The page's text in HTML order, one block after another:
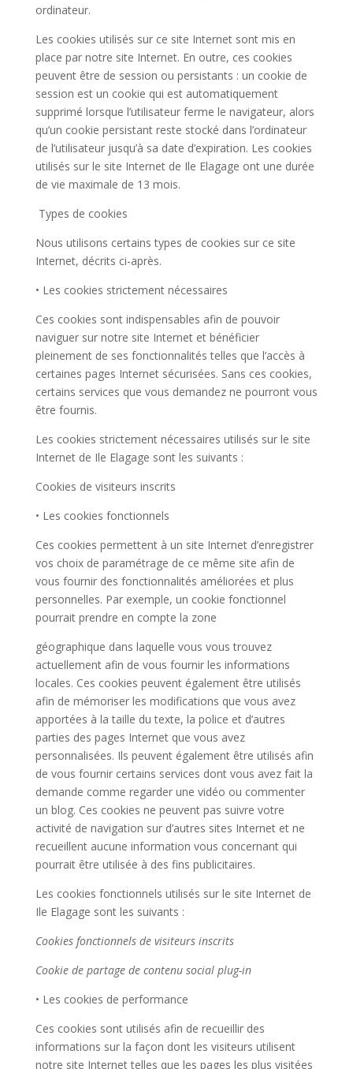
ordinateur.
Les cookies utilisés sur ce site Internet sont mis en
place par notre site Internet. En outre, ces cookies
peuvent être de session ou persistants : un cookie de
session est un cookie qui est automatiquement
supprimé lorsque l’utilisateur ferme le navigateur, alors
qu’un cookie persistant reste stocké dans l’ordinateur
de l’utilisateur jusqu’à sa date d’expiration. Les cookies
utilisés sur le site Internet de Ile Elagage ont une durée
de vie maximale de 13 mois.
Types de cookies
Nous utilisons certains types de cookies sur ce site
Internet, décrits ci-après.
• Les cookies strictement nécessaires
Ces cookies sont indispensables afin de pouvoir
naviguer sur notre site Internet et bénéficier
pleinement de ses fonctionnalités telles que l’accès à
certaines pages Internet sécurisées. Sans ces cookies,
certains services que vous demandez ne pourront vous
être fournis.
Les cookies strictement nécessaires utilisés sur le site
Internet de Ile Elagage sont les suivants :
Cookies de visiteurs inscrits
• Les cookies fonctionnels
Ces cookies permettent à un site Internet d’enregistrer
vos choix de paramétrage de ce même site afin de
vous fournir des fonctionnalités améliorées et plus
personnelles. Par exemple, un cookie fonctionnel
pourrait prendre en compte la zone
géographique dans laquelle vous vous trouvez
actuellement afin de vous fournir les informations
locales. Ces cookies peuvent également être utilisés
afin de mémoriser les modifications que vous avez
apportées à la taille du texte, la police et d’autres
parties des pages Internet que vous avez
personnalisées. Ils peuvent également être utilisés afin
de vous fournir certains services dont vous avez fait la
demande comme regarder une vidéo ou commenter
un blog. Ces cookies ne peuvent pas suivre votre
activité de navigation sur d’autres sites Internet et ne
recueillent aucune information vous concernant qui
pourrait être utilisée à des fins publicitaires.
Les cookies fonctionnels utilisés sur le site Internet de
Ile Elagage sont les suivants :
Cookies fonctionnels de visiteurs inscrits
Cookie de partage de contenu social plug-in
• Les cookies de performance
Ces cookies sont utilisés afin de recueillir des
informations sur la façon dont les visiteurs utilisent
notre site Internet telles que les pages les plus visitées